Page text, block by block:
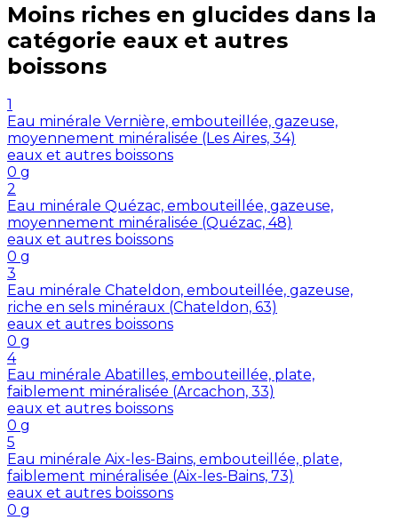
Moins riches en glucides dans la
catégorie eaux et autres
boissons
1
Eau minérale Vernière, embouteillée, gazeuse,
moyennement minéralisée (Les Aires, 34)
eaux et autres boissons
0 g
2
Eau minérale Quézac, embouteillée, gazeuse,
moyennement minéralisée (Quézac, 48)
eaux et autres boissons
0 g
3
Eau minérale Chateldon, embouteillée, gazeuse,
riche en sels minéraux (Chateldon, 63)
eaux et autres boissons
0 g
4
Eau minérale Abatilles, embouteillée, plate,
faiblement minéralisée (Arcachon, 33)
eaux et autres boissons
0 g
5
Eau minérale Aix-les-Bains, embouteillée, plate,
faiblement minéralisée (Aix-les-Bains, 73)
eaux et autres boissons
0 g